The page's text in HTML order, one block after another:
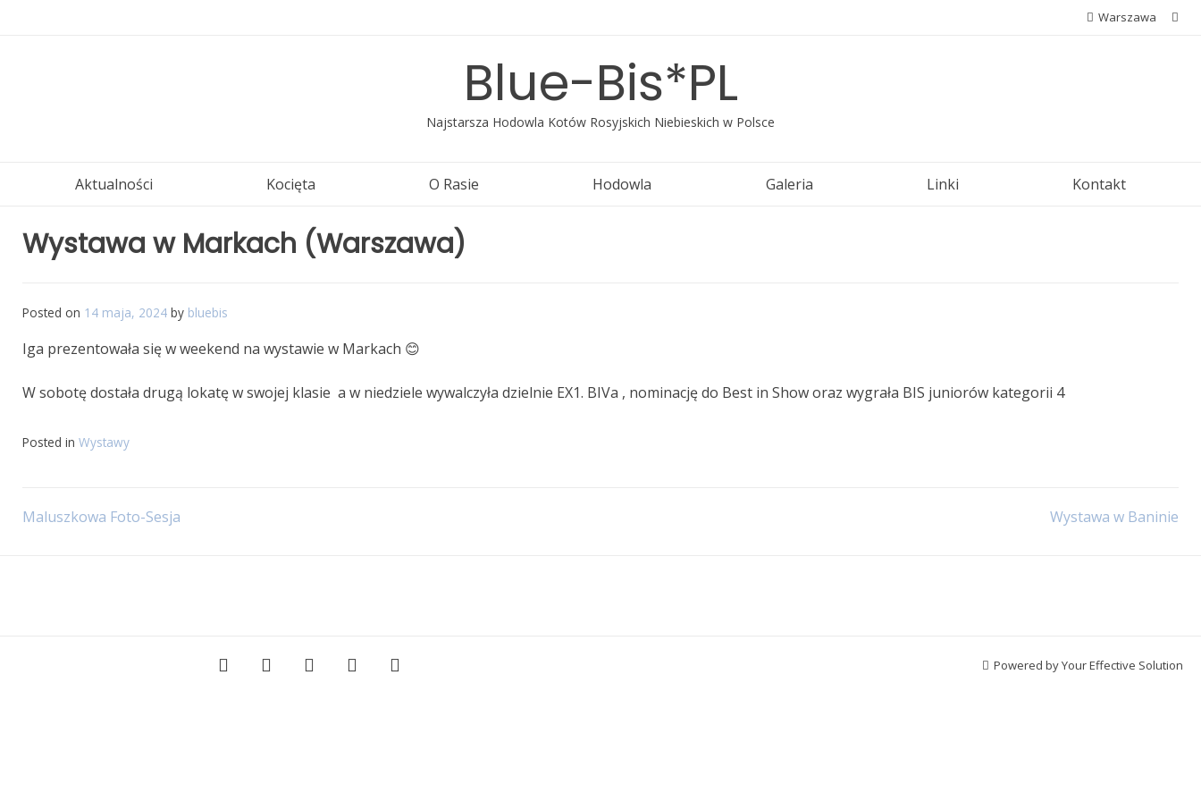
Warszawa
Blue-Bis*PL
Najstarsza Hodowla Kotów Rosyjskich Niebieskich w Polsce
Aktualności Kocięta O Rasie Hodowla Galeria Linki Kontakt
Wystawa w Markach (Warszawa)
Posted on 14 maja, 2024 by bluebis
Iga prezentowała się w weekend na wystawie w Markach 😊
W sobotę dostała drugą lokatę w swojej klasie a w niedziele wywalczyła dzielnie EX1. BIVa , nominację do Best in Show oraz wygrała BIS juniorów kategorii 4
Posted in Wystawy
Nawigacja
Maluszkowa Foto-Sesja Wystawa w Baninie
Powered by Your Effective Solution